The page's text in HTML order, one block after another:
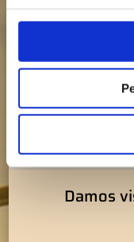
Fijamos
Gracias a
estudio detallado de
en cuenta tus
un precio bien
Damos